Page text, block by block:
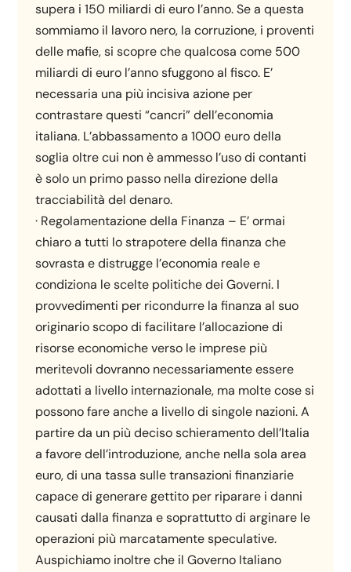
supera i 150 miliardi di euro l’anno. Se a questa
sommiamo il lavoro nero, la corruzione, i proventi
delle mafie, si scopre che qualcosa come 500
miliardi di euro l’anno sfuggono al fisco. E’
necessaria una più incisiva azione per
contrastare questi “cancri” dell’economia
italiana. L’abbassamento a 1000 euro della
soglia oltre cui non è ammesso l’uso di contanti
è solo un primo passo nella direzione della
tracciabilità del denaro.
· Regolamentazione della Finanza – E’ ormai
chiaro a tutti lo strapotere della finanza che
sovrasta e distrugge l’economia reale e
condiziona le scelte politiche dei Governi. I
provvedimenti per ricondurre la finanza al suo
originario scopo di facilitare l’allocazione di
risorse economiche verso le imprese più
meritevoli dovranno necessariamente essere
adottati a livello internazionale, ma molte cose si
possono fare anche a livello di singole nazioni. A
partire da un più deciso schieramento dell’Italia
a favore dell’introduzione, anche nella sola area
euro, di una tassa sulle transazioni finanziarie
capace di generare gettito per riparare i danni
causati dalla finanza e soprattutto di arginare le
operazioni più marcatamente speculative.
Auspichiamo inoltre che il Governo Italiano